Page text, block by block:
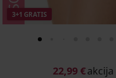
3+1 GRATIS
22,99 €akcija